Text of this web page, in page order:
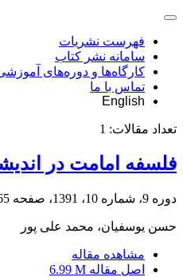
فهرست نشریات
سامانه نشر کتاب
کارگاه‌ها و دوره‌های
تماس با ما
English
تعداد مقالات: 1
فلسفه امامت در
دوره 9، شماره 10، 1391، صفحه 92
حسن یوسفیان، محمد علی پور
مشاهده مقاله
اصل مقاله 6.99 M